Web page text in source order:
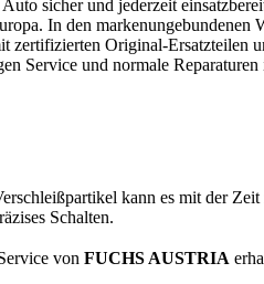
sicher und jederzeit
In den markenungebundenen
zertifizierten Original-Ersatzteilen
Service und normale
kann es mit der Zeit
Schalten.
von FUCHS AUSTRIA